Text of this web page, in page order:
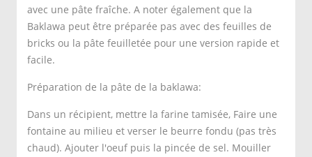
avec une pâte fraîche. A noter également que la
Baklawa peut être préparée pas avec des feuilles de
bricks ou la pâte feuilletée pour une version rapide et
facile.
Préparation de la pâte de la baklawa:
Dans un récipient, mettre la farine tamisée, Faire une
fontaine au milieu et verser le beurre fondu (pas très
chaud). Ajouter l'oeuf puis la pincée de sel. Mouiller